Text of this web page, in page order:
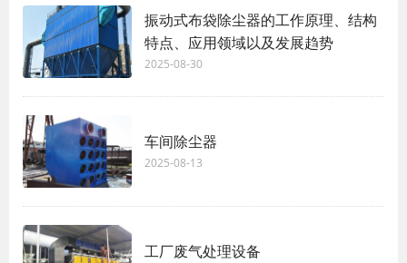
振动式布袋除尘器的工作原理、结构
特点、应用领域以及发展趋势
2025-08-30
车间除尘器
2025-08-13
工厂废气处理设备